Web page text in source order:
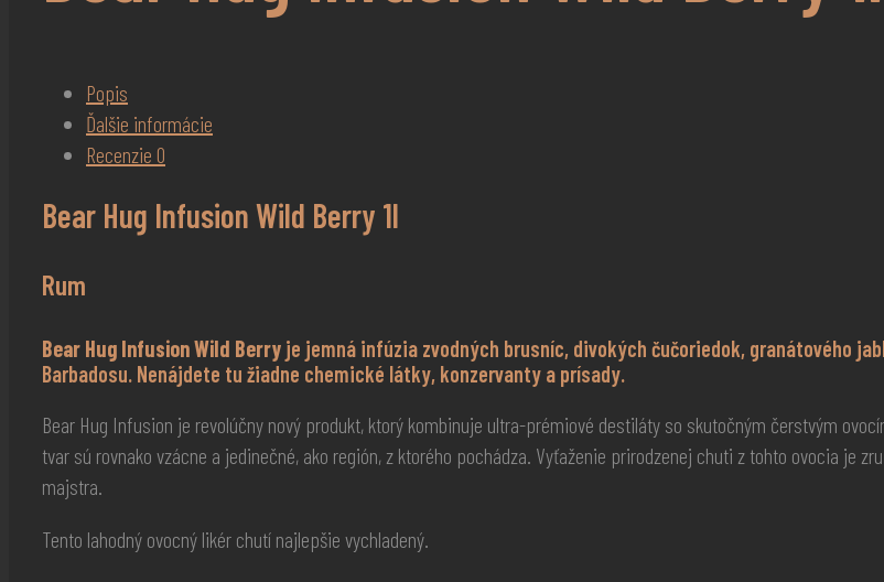
Popis
Ďalšie informácie
Recenzie 0
Bear Hug Infusion Wild Berry 1l
Rum
Bear Hug Infusion Wild Berry je jemná infúzia zvodných brusníc, divokých čučoriedok, granátového
Barbadosu. Nenájdete tu žiadne chemické látky, konzervanty a prísady.
Bear Hug Infusion je revolúčny nový produkt, ktorý kombinuje ultra-prémiové destiláty so skutočným čerstvým
tvar sú rovnako vzácne a jedinečné, ako región, z ktorého pochádza. Vyťaženie prirodzenej chuti z tohto ovocia je
majstra.
Tento lahodný ovocný likér chutí najlepšie vychladený.